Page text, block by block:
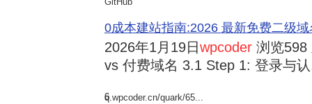
0成本建站指南:2026 最新免费二级
2026年1月19日wpcoder 浏览598
vs 付费域名 3.1 Step 1: 登录与
6
q.wpcoder.cn/quark/65...